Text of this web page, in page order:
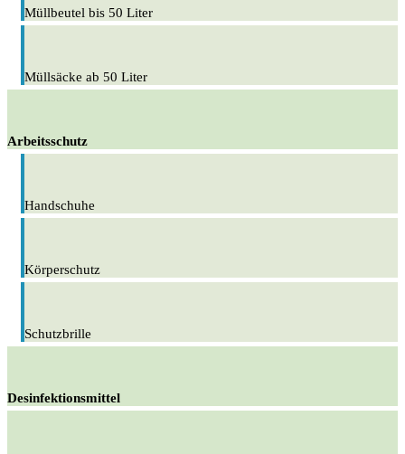
Müllbeutel bis 50 Liter
Müllsäcke ab 50 Liter
Arbeitsschutz
Handschuhe
Körperschutz
Schutzbrille
Desinfektionsmittel